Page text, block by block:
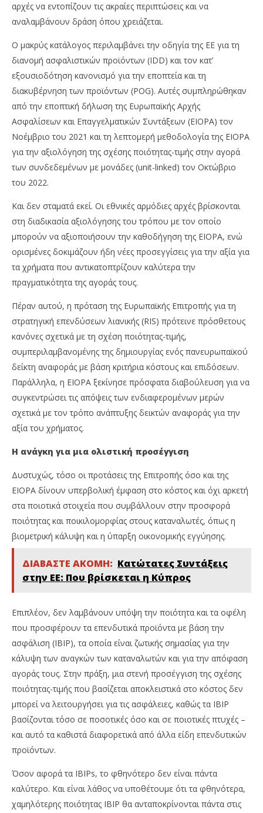
αρχές να εντοπίζουν τις ακραίες περιπτώσεις και να
αναλαμβάνουν δράση όπου χρειάζεται.
Ο μακρύς κατάλογος περιλαμβάνει την οδηγία της ΕΕ για τη
διανομή ασφαλιστικών προϊόντων (IDD) και τον κατ’
εξουσιοδότηση κανονισμό για την εποπτεία και τη
διακυβέρνηση των προϊόντων (POG). Αυτές συμπληρώθηκαν
από την εποπτική δήλωση της Ευρωπαϊκής Αρχής
Ασφαλίσεων και Επαγγελματικών Συντάξεων (EIOPA) τον
Νοέμβριο του 2021 και τη λεπτομερή μεθοδολογία της EIOPA
για την αξιολόγηση της σχέσης ποιότητας-τιμής στην αγορά
των συνδεδεμένων με μονάδες (unit-linked) τον Οκτώβριο
του 2022.
Και δεν σταματά εκεί. Οι εθνικές αρμόδιες αρχές βρίσκονται
στη διαδικασία αξιολόγησης του τρόπου με τον οποίο
μπορούν να αξιοποιήσουν την καθοδήγηση της EIOPA, ενώ
ορισμένες δοκιμάζουν ήδη νέες προσεγγίσεις για την αξία για
τα χρήματα που αντικατοπτρίζουν καλύτερα την
πραγματικότητα της αγοράς τους.
Πέραν αυτού, η πρόταση της Ευρωπαϊκής Επιτροπής για τη
στρατηγική επενδύσεων λιανικής (RIS) πρότεινε πρόσθετους
κανόνες σχετικά με τη σχέση ποιότητας-τιμής,
συμπεριλαμβανομένης της δημιουργίας ενός πανευρωπαϊκού
δείκτη αναφοράς με βάση κριτήρια κόστους και επιδόσεων.
Παράλληλα, η EIOPA ξεκίνησε πρόσφατα διαβούλευση για να
συγκεντρώσει τις απόψεις των ενδιαφερομένων μερών
σχετικά με τον τρόπο ανάπτυξης δεικτών αναφοράς για την
αξία του χρήματος.
Η ανάγκη για μια ολιστική προσέγγιση
Δυστυχώς, τόσο οι προτάσεις της Επιτροπής όσο και της
EIOPA δίνουν υπερβολική έμφαση στο κόστος και όχι αρκετή
στα ποιοτικά στοιχεία που συμβάλλουν στην προσφορά
ποιότητας και ποικιλομορφίας στους καταναλωτές, όπως η
βιομετρική κάλυψη και η ύπαρξη οικονομικής εγγύησης.
ΔΙΑΒΑΣΤΕ ΑΚΟΜΗ: Κατώτατες Συντάξεις
στην ΕΕ: Που βρίσκεται η Κύπρος
Επιπλέον, δεν λαμβάνουν υπόψη την ποιότητα και τα οφέλη
που προσφέρουν τα επενδυτικά προϊόντα με βάση την
ασφάλιση (IBIP), τα οποία είναι ζωτικής σημασίας για την
κάλυψη των αναγκών των καταναλωτών και για την απόφαση
αγοράς τους. Στην πράξη, μια στενή προσέγγιση της σχέσης
ποιότητας-τιμής που βασίζεται αποκλειστικά στο κόστος δεν
μπορεί να λειτουργήσει για τις ασφάλειες, καθώς τα IBIP
βασίζονται τόσο σε ποσοτικές όσο και σε ποιοτικές πτυχές –
και αυτό τα καθιστά διαφορετικά από άλλα είδη επενδυτικών
προϊόντων.
Όσον αφορά τα IBIPs, το φθηνότερο δεν είναι πάντα
καλύτερο. Και είναι λάθος να υποθέτουμε ότι τα φθηνότερα,
χαμηλότερης ποιότητας IBIP θα ανταποκρίνονται πάντα στις